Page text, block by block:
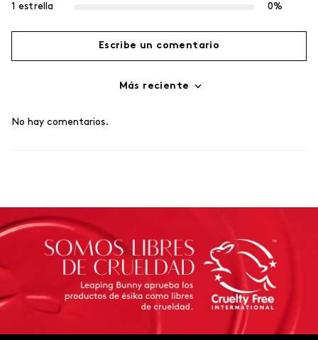
1 estrella
0%
Escribe un comentario
Título
Tu nombre
Dirección de email
Más reciente
No hay comentarios.